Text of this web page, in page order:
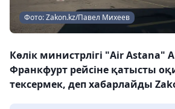
Фото: Zakon.kz/Павел Михеев
Көлік министрлігі "Air Astana"
Франкфурт рейсіне қатысты
тексермек, деп хабарлайды